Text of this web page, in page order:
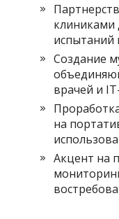
клиниками
испытаний
Создание
врачей и
на
Акцент на